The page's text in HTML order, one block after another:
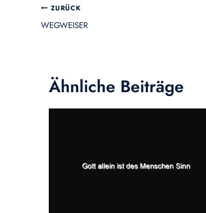
Beitragsnavigation
ZURÜCK
WEGWEISER
Ähnliche Beiträge